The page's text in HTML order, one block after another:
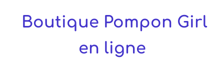
Boutique Pompon Girl
en ligne